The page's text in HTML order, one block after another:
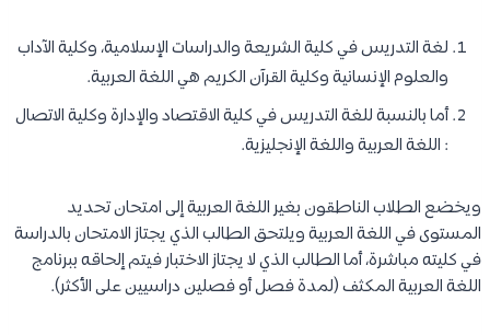
لغة التدريس في كلية الشريعة والدراسات الإسلامية، وكلية الآداب
والعلوم الإنسانية وكلية القرآن الكريم هي اللغة العربية.
أما بالنسبة للغة التدريس في كلية الاقتصاد والإدارة وكلية الاتصال
: اللغة العربية واللغة الإنجليزية.
ويخضع الطلاب الناطقون بغير اللغة العربية إلى امتحان تحديد
المستوى في اللغة العربية ويلتحق الطالب الذي يجتاز الامتحان بالدراسة
في كليته مباشرة، أما الطالب الذي لا يجتاز الاختبار فيتم إلحاقه ببرنامج
اللغة العربية المكثف (لمدة فصل أو فصلين دراسيين على الأكثر).